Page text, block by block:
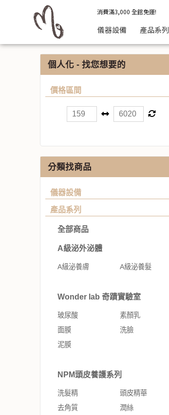
店長推薦 | 秘媺
消費滿3,000 全館免運!
儀器設備 產品系列
個人化 - 找您想要的
價格區間
分類找商品
儀器設備
產品系列
全部商品
A級泌外泌體
A級泌養膚 A級泌養髮
Wonder lab 奇蹟實驗室
玻尿酸
素顏乳
面膜
洗臉
泥膜
NPM頭皮養護系列
洗髮精
頭皮精華
去角質
潤絲